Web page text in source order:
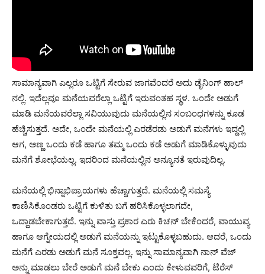
ಸಾಮಾನ್ಯವಾಗಿ ಎಲ್ಲರೂ ಒಟ್ಟಿಗೆ ಸೇರುವ ಜಾಗವೆಂದರೆ ಅದು ಡೈನಿಂಗ್‌ ಹಾಲ್
ನಲ್ಲಿ. ಇದೆಲ್ಲವೂ ಮನೆಯವರೆಲ್ಲಾ ಒಟ್ಟಿಗೆ ಇರುವಂತಹ ಸ್ಥಳ. ಒಂದೇ ಅಡುಗೆ
ಮಾಡಿ ಮನೆಯವರೆಲ್ಲಾ ಸವಿಯುವುದು ಮನೆಯಲ್ಲಿನ ಸಂಬಂಧಗಳನ್ನು ಕೂಡ
ಹೆಚ್ಚಿಸುತ್ತದೆ. ಅದೇ, ಒಂದೇ ಮನೆಯಲ್ಲಿ ಎರಡೆರಡು ಅಡುಗೆ ಮನೆಗಳು ಇದ್ದಲ್ಲಿ
ಆಗ, ಅಣ್ಣ ಒಂದು ಕಡೆ ಹಾಗೂ ತಮ್ಮ ಒಂದು ಕಡೆ ಅಡುಗೆ ಮಾಡಿಕೊಳ್ಳುವುದು
ಮನೆಗೆ ಶೋಭೆಯಲ್ಲ. ಇದರಿಂದ ಮನೆಯಲ್ಲಿನ ಅನ್ಯೂನತೆ ಇರುವುದಿಲ್ಲ.
ಮನೆಯಲ್ಲಿ ಭಿನ್ನಾಭಿಪ್ರಾಯಗಳು ಹೆಚ್ಚಾಗುತ್ತದೆ. ಮನೆಯಲ್ಲಿ ಸಮಸ್ಯೆ
ಕಾಣಿಸಿಕೊಂಡರು ಒಟ್ಟಿಗೆ ಕುಳಿತು ಬಗೆ ಹರಿಸಿಕೊಳ್ಳಲಾಗದೇ,
ಒದ್ದಾಡಬೇಕಾಗುತ್ತದೆ. ಇನ್ನು ವಾಸ್ತು ಪ್ರಕಾರ ಎರು ಕಿಚನ್‌ ಬೇಕೆಂದರೆ, ವಾಯುವ್ಯ
ಹಾಗೂ ಆಗ್ನೇಯದಲ್ಲಿ ಅಡುಗೆ ಮನೆಯನ್ನು ಇಟ್ಟುಕೊಳ್ಳಬಹುದು. ಆದರೆ, ಒಂದು
ಮನೆಗೆ ಎರಡು ಅಡುಗೆ ಮನೆ ಸೂಕ್ತವಲ್ಲ. ಇನ್ನು ಸಾಮಾನ್ಯವಾಗಿ ನಾನ್‌ ವೆಜ್‌
ಅನ್ನು ಮಾಡಲು ಬೇರೆ ಅಡುಗೆ ಮನೆ ಬೇಕು ಎಂದು ಕೇಳುವವರಿಗೆ, ಟೆರೆಸ್‌